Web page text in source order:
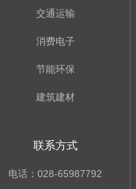
交通运输
消费电子
节能环保
建筑建材
联系方式
电话：028-65987792